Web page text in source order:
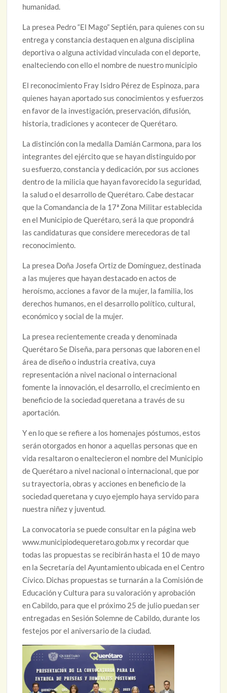
humanidad.
La presea Pedro “El Mago” Septién, para quienes con su
entrega y constancia destaquen en alguna disciplina
deportiva o alguna actividad vinculada con el deporte,
enalteciendo con ello el nombre de nuestro municipio
El reconocimiento Fray Isidro Pérez de Espinoza, para
quienes hayan aportado sus conocimientos y esfuerzos
en favor de la investigación, preservación, difusión,
historia, tradiciones y acontecer de Querétaro.
La distinción con la medalla Damián Carmona, para los
integrantes del ejército que se hayan distinguido por
su esfuerzo, constancia y dedicación, por sus acciones
dentro de la milicia que hayan favorecido la seguridad,
la salud o el desarrollo de Querétaro. Cabe destacar
que la Comandancia de la 17ª Zona Militar establecida
en el Municipio de Querétaro, será la que propondrá
las candidaturas que considere merecedoras de tal
reconocimiento.
La presea Doña Josefa Ortiz de Domínguez, destinada
a las mujeres que hayan destacado en actos de
heroísmo, acciones a favor de la mujer, la familia, los
derechos humanos, en el desarrollo político, cultural,
económico y social de la mujer.
La presea recientemente creada y denominada
Querétaro Se Diseña, para personas que laboren en el
área de diseño o industria creativa, cuya
representación a nivel nacional o internacional
fomente la innovación, el desarrollo, el crecimiento en
beneficio de la sociedad queretana a través de su
aportación.
Y en lo que se refiere a los homenajes póstumos, estos
serán otorgados en honor a aquellas personas que en
vida resaltaron o enaltecieron el nombre del Municipio
de Querétaro a nivel nacional o internacional, que por
su trayectoria, obras y acciones en beneficio de la
sociedad queretana y cuyo ejemplo haya servido para
nuestra niñez y juventud.
La convocatoria se puede consultar en la página web
www.municipiodequeretaro.gob.mx y recordar que
todas las propuestas se recibirán hasta el 10 de mayo
en la Secretaría del Ayuntamiento ubicada en el Centro
Cívico. Dichas propuestas se turnarán a la Comisión de
Educación y Cultura para su valoración y aprobación
en Cabildo, para que el próximo 25 de julio puedan ser
entregadas en Sesión Solemne de Cabildo, durante los
festejos por el aniversario de la ciudad.